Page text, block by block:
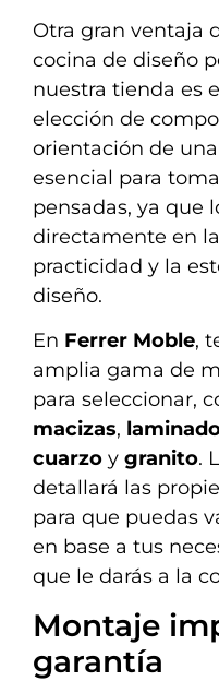
Otra gran ventaja
cocina de diseño
nuestra tienda es
elección de
orientación de
esencial para
pensadas, ya que
directamente en
practicidad y la
diseño.
En Ferrer Moble,
amplia gama de
para seleccionar,
macizas,
cuarzo y granito.
detallará las
para que puedas
en base a tus
que le darás a la
Montaje
garantía